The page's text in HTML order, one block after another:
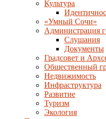
Культура
«Умный Сочи»
Администрация
Слушания
Документы
Градсовет и
Общественный
Недвижимость
Инфраструктура
Развитие
Туризм
Экология